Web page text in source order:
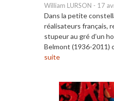
William LURSON - 17
Dans la petite
réalisateurs français,
stupeur au gré d’un
Belmont (1936-2011)
suite